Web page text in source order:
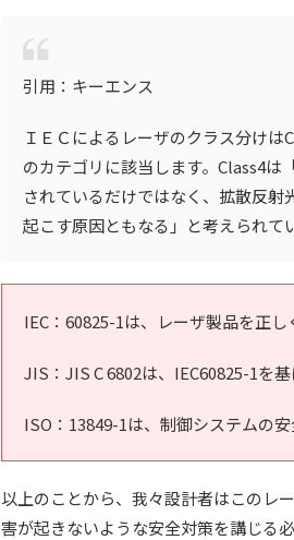
引用：キーエンス
ＩＥＣによるレーザのクラス分け
のカテゴリに該当します。Class4
されているだけではなく、拡散反
起こす原因ともなる」と考えられて
IEC：60825-1は、レーザ製品を正
JIS：JIS C 6802は、IEC60825-1を
ISO：13849-1は、制御システムの
以上のことから、我々設計者はこのレ
害が起きないような安全対策を講じる必